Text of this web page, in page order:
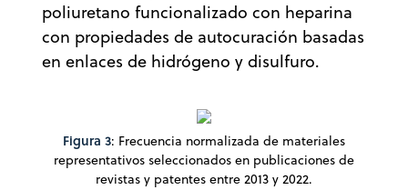
poliuretano funcionalizado con heparina
con propiedades de autocuración basadas
en enlaces de hidrógeno y disulfuro.
Figura 3: Frecuencia normalizada de materiales
representativos seleccionados en publicaciones de
revistas y patentes entre 2013 y 2022.